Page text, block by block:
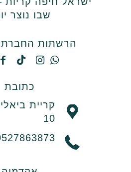
שבו נוצר
הרשתות
כתובת
קריית
10